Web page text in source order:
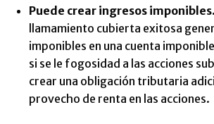
Puede crear ingresos imponibles.
llamamiento cubierta exitosa
imponibles en una cuenta
si se le fogosidad a las acciones
crear una obligación tributaria
provecho de renta en las acciones.